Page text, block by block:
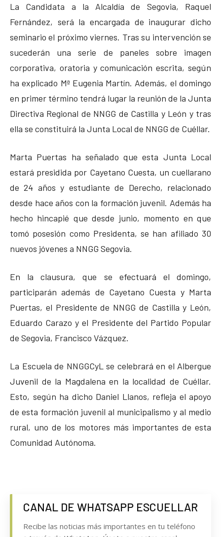
La Candidata a la Alcaldía de Segovia, Raquel
Fernández, será la encargada de inaugurar dicho
seminario el próximo viernes. Tras su intervención se
sucederán una serie de paneles sobre imagen
corporativa, oratoria y comunicación escrita, según
ha explicado Mª Eugenia Martín. Además, el domingo
en primer término tendrá lugar la reunión de la Junta
Directiva Regional de NNGG de Castilla y León y tras
ella se constituirá la Junta Local de NNGG de Cuéllar.
Marta Puertas ha señalado que esta Junta Local
estará presidida por Cayetano Cuesta, un cuellarano
de 24 años y estudiante de Derecho, relacionado
desde hace años con la formación juvenil. Además ha
hecho hincapié que desde junio, momento en que
tomó posesión como Presidenta, se han afiliado 30
nuevos jóvenes a NNGG Segovia.
En la clausura, que se efectuará el domingo,
participarán además de Cayetano Cuesta y Marta
Puertas, el Presidente de NNGG de Castilla y León,
Eduardo Carazo y el Presidente del Partido Popular
de Segovia, Francisco Vázquez.
La Escuela de NNGGCyL se celebrará en el Albergue
Juvenil de la Magdalena en la localidad de Cuéllar.
Esto, según ha dicho Daniel Llanos, refleja el apoyo
de esta formación juvenil al municipalismo y al medio
rural, uno de los motores más importantes de esta
Comunidad Autónoma.
CANAL DE WHATSAPP ESCUELLAR
Recibe las noticias más importantes en tu teléfono